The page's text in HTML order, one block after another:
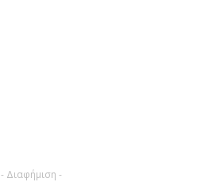
- Διαφήμιση -